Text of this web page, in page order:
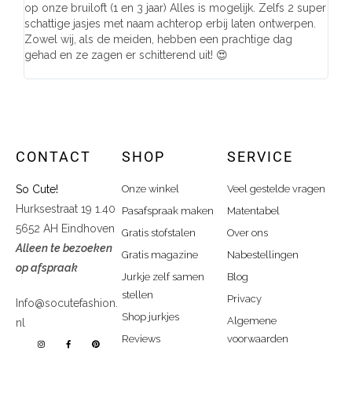
op onze bruiloft (1 en 3 jaar) Alles is mogelijk. Zelfs 2 super
schattige jasjes met naam achterop erbij laten ontwerpen.
Zowel wij, als de meiden, hebben een prachtige dag
gehad en ze zagen er schitterend uit! 😍
CONTACT
So Cute!
Hurksestraat 19 1.40
5652 AH Eindhoven
Alleen te bezoeken
op afspraak
Info@socutefashion.
nl
SHOP
Onze winkel
Pasafspraak maken
Gratis stofstalen
Gratis magazine
Jurkje zelf samen
stellen
Shop jurkjes
Reviews
SERVICE
Veel gestelde vragen
Matentabel
Over ons
Nabestellingen
Blog
Privacy
Algemene
voorwaarden